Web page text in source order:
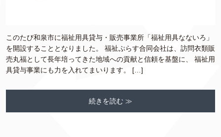
このたび和泉市に福祉用具貸与・販売事業所「福祉用具なないろ」
を開設することとなりました。 福祉ぷらす合同会社は、訪問衣類販
売丸福として長年培ってきた地域への貢献と信頼を基盤に、 福祉用
具貸与事業にも力を入れてまいります。 […]
続きを読む ≫